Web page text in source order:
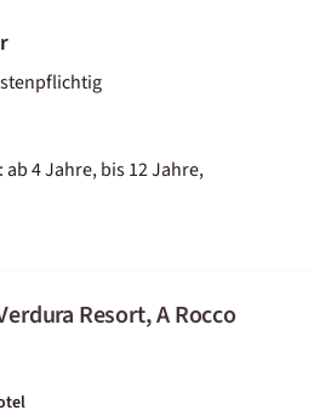
4 Jahre, bis 12 Jahre,
Resort, A Rocco